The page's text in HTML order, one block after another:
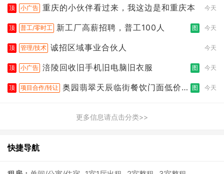
顶 小广告 重庆的小伙伴看过来，我这边是和重庆本 今天
顶 普工/零时工 新工厂高薪招聘，普工100人 图 今天
顶 管理/技术 诚招区域事业合伙人 今天
顶 小广告 涪陵回收旧手机旧电脑旧衣服 图 今天
顶 项目合作/转让 奥园翡翠天辰临街餐饮门面低价转
图 今天
更多信息请点击分类>>
快捷导航